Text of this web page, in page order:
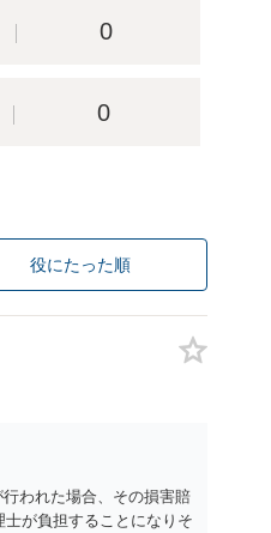
0
0
役にたった順
われた場合、その損害賠
が負担することになりそ